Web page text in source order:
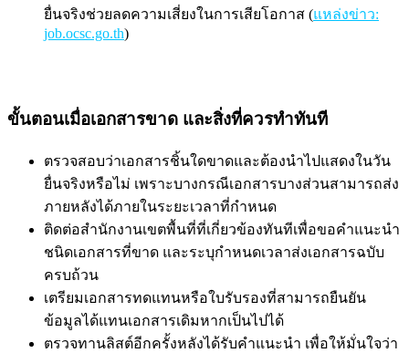
ยื่นจริงช่วยลดความเสี่ยงในการเสียโอกาส (แหล่งข่าว:
job.ocsc.go.th)
ขั้นตอนเมื่อเอกสารขาด และสิ่งที่ควรทำทันที
ตรวจสอบว่าเอกสารชิ้นใดขาดและต้องนำไปแสดงในวัน
ยื่นจริงหรือไม่ เพราะบางกรณีเอกสารบางส่วนสามารถส่ง
ภายหลังได้ภายในระยะเวลาที่กำหนด
ติดต่อสำนักงานเขตพื้นที่ที่เกี่ยวข้องทันทีเพื่อขอคำแนะนำ
ชนิดเอกสารที่ขาด และระบุกำหนดเวลาส่งเอกสารฉบับ
ครบถ้วน
เตรียมเอกสารทดแทนหรือใบรับรองที่สามารถยืนยัน
ข้อมูลได้แทนเอกสารเดิมหากเป็นไปได้
ตรวจทานลิสต์อีกครั้งหลังได้รับคำแนะนำ เพื่อให้มั่นใจว่า